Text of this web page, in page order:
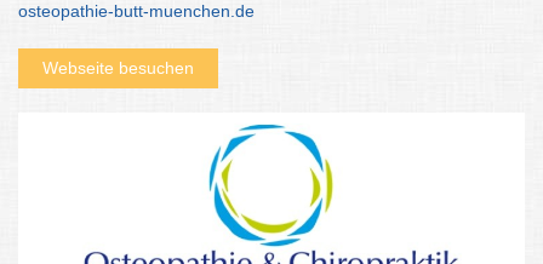
osteopathie-butt-muenchen.de
Webseite besuchen